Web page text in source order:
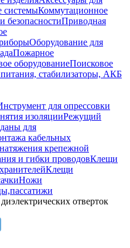
системыКоммутационное
безопасностиПриводная
Оборудование для
Пожарное
оборудованиеПоисковое
стабилизаторы, АКБ
для опрессовки
изоляцииРежущий
для
кабельных
крепежной
и гибки проводовКлещи
Клещи
Ножи
отверток